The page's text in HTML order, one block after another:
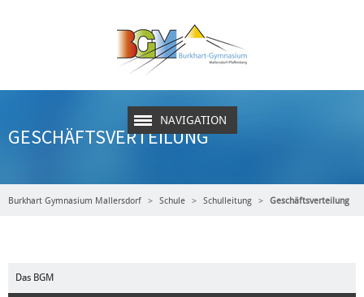
NAVIGATION
GESCHÄFTSVERTEILUNG
Burkhart Gymnasium Mallersdorf Schule Schulleitung Geschäftsverteilung
Das BGM